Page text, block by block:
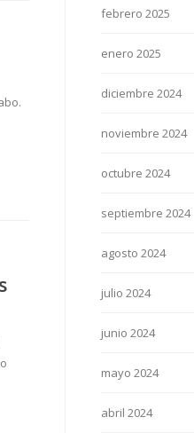
febrero 2025
enero 2025
diciembre 2024
noviembre 2024
octubre 2024
septiembre 2024
agosto 2024
julio 2024
junio 2024
mayo 2024
abril 2024